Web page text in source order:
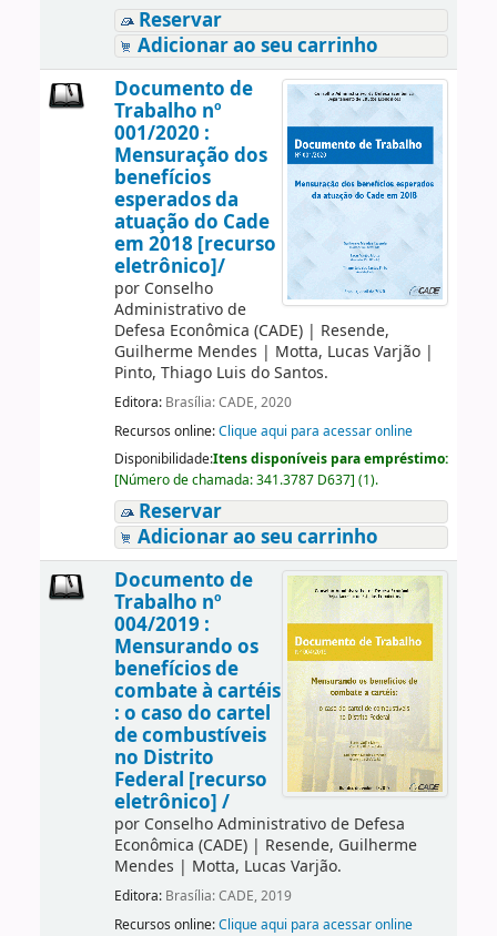
Reservar
Adicionar ao seu carrinho
Documento de
Trabalho nº
001/2020 :
Mensuração dos
benefícios
esperados da
atuação do Cade
em 2018 [recurso
eletrônico]/
por Conselho
Administrativo de
Defesa Econômica (CADE)| Resende,
Guilherme Mendes | Motta, Lucas Varjão|
Pinto, Thiago Luis do Santos.
Editora: Brasília: CADE, 2020
Recursos online:Clique aqui para acessar online
Disponibilidade:Itens disponíveis para empréstimo:
[Número de chamada:341.3787 D637] (1).
Reservar
Adicionar ao seu carrinho
Documento de
Trabalho nº
004/2019 :
Mensurando os
benefícios de
combate à cartéis
: o caso do cartel
de combustíveis
no Distrito
Federal [recurso
eletrônico] /
por Conselho Administrativo de Defesa
Econômica (CADE)| Resende, Guilherme
Mendes | Motta, Lucas Varjão.
Editora: Brasília: CADE, 2019
Recursos online:Clique aqui para acessar online